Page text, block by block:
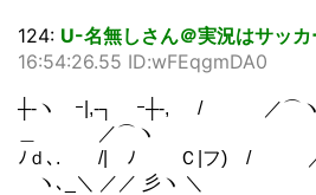
124: U-名無しさん＠実況はサッ
16:54:26.55 ID:wFEqgmDA0
┼‐ヽ ｰ|,-┐ ｰ┼‐, / ／
＿ ／⌒ヽ
ﾉｄ､. /| ﾉ Ｃ|フ) / ／／
ヽ､_＼ ／／ 彡ヽ